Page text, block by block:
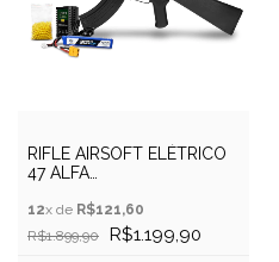
RIFLE AIRSOFT ELÉTRICO
47 ALFA
12x de R$121,60
R$1.899,90
R$1.199,90